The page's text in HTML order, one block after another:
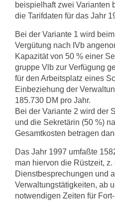
beispielhaft zwei Varianten
die Tarifdaten für das Jahr
Bei der Variante 1 wird
Vergütung nach IVb
Kapazität von 50 % einer
gruppe Vlb zur Verfügung
für den Arbeitsplatz eines
Einbeziehung der
185.730 DM pro Jahr.
Bei der Variante 2 wird der
und die Sekretärin (50 %)
Gesamtkosten betragen
Das Jahr 1997 umfaßte
man hiervon die Rüstzeit, z.
Dienstbesprechungen und
Verwaltungstätigkeiten, ab
notwendigen Zeiten für